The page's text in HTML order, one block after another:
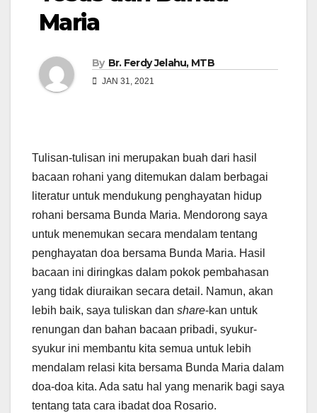
Maria
By Br. Ferdy Jelahu, MTB
JAN 31, 2021
Tulisan-tulisan ini merupakan buah dari hasil
bacaan rohani yang ditemukan dalam berbagai
literatur untuk mendukung penghayatan hidup
rohani bersama Bunda Maria. Mendorong saya
untuk menemukan secara mendalam tentang
penghayatan doa bersama Bunda Maria. Hasil
bacaan ini diringkas dalam pokok pembahasan
yang tidak diuraikan secara detail. Namun, akan
lebih baik, saya tuliskan dan share-kan untuk
renungan dan bahan bacaan pribadi, syukur-
syukur ini membantu kita semua untuk lebih
mendalam relasi kita bersama Bunda Maria dalam
doa-doa kita. Ada satu hal yang menarik bagi saya
tentang tata cara ibadat doa Rosario.